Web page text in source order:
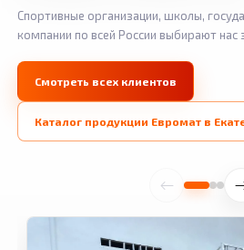
Спортивные организации, школы,
компании по всей России выбирают нас
Смотреть всех клиентов
Каталог продукции Евромат в